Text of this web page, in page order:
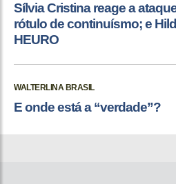
Sílvia Cristina reage a
rótulo de continuísmo; e
HEURO
WALTERLINA BRASIL
E onde está a “verdade”?